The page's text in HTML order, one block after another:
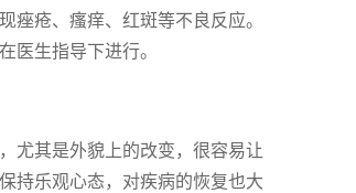
痤疮、瘙痒、红斑等不良反应。
医生指导下进行。
尤其是外貌上的改变，很容易让
持乐观心态，对疾病的恢复也大